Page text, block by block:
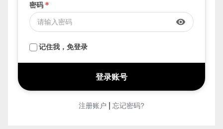
密码 *
visibility
记住我，免登录
注册账户 忘记密码?